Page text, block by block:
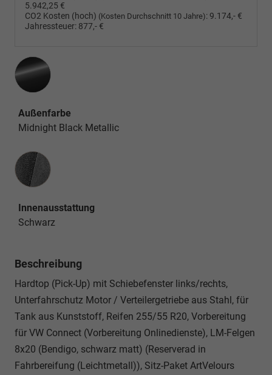
5.942,25 €
CO2 Kosten (hoch) (Kosten Durchschnitt 10 Jahre): 9.174,- €
Jahressteuer: 877,- €
Außenfarbe
Midnight Black Metallic
Innenausstattung
Innenausstattung
Schwarz
Beschreibung
Hardtop (Pick-Up) mit Schiebefenster links/rechts,
Unterfahrschutz Motor / Verteilergetriebe aus Stahl, für
Tank aus Kunststoff, Reifen 255/55 R20, Vorbereitung
für VW Connect (Vorbereitung Onlinedienste), LM-Felgen
8x20 (Bendigo, schwarz matt) (Reserverad in
Fahrbereifung (Leichtmetall)), Sitz-Paket ArtVelours